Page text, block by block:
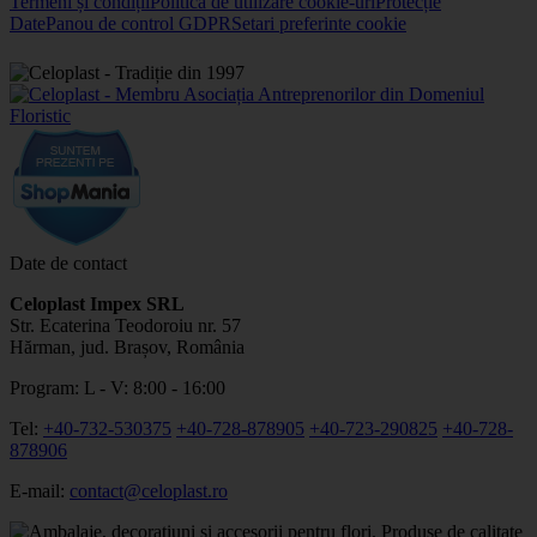
DatePanou de control GDPRSetari preferinte cookie
Date de contact
Celoplast Impex SRL
Str. Ecaterina Teodoroiu nr. 57
Hărman, jud. Brașov, România
Program: L - V: 8:00 - 16:00
Tel: +40-732-530375 +40-728-878905 +40-723-290825 +40-728-
878906
E-mail: contact@celoplast.ro